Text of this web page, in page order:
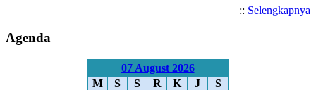
:: Selengkapnya
Agenda
07 August 2026
M
S S R K J S